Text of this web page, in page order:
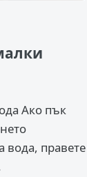
Ако пък
вода, правете